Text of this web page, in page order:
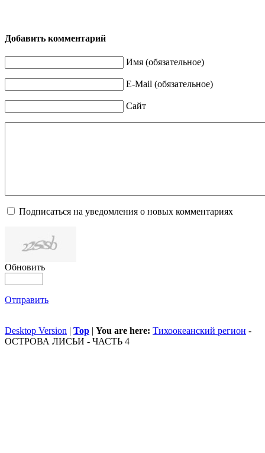
Добавить комментарий
Имя (обязательное)
E-Mail (обязательное)
Сайт
Подписаться на уведомления о новых комментариях
Обновить
Отправить
Desktop Version | Top | You are here: Тихоокеанский регион -
ОСТРОВА ЛИСЬИ - ЧАСТЬ 4